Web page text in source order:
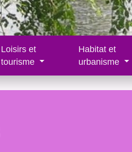
Loisirs et
tourisme
Habitat et
urbanisme